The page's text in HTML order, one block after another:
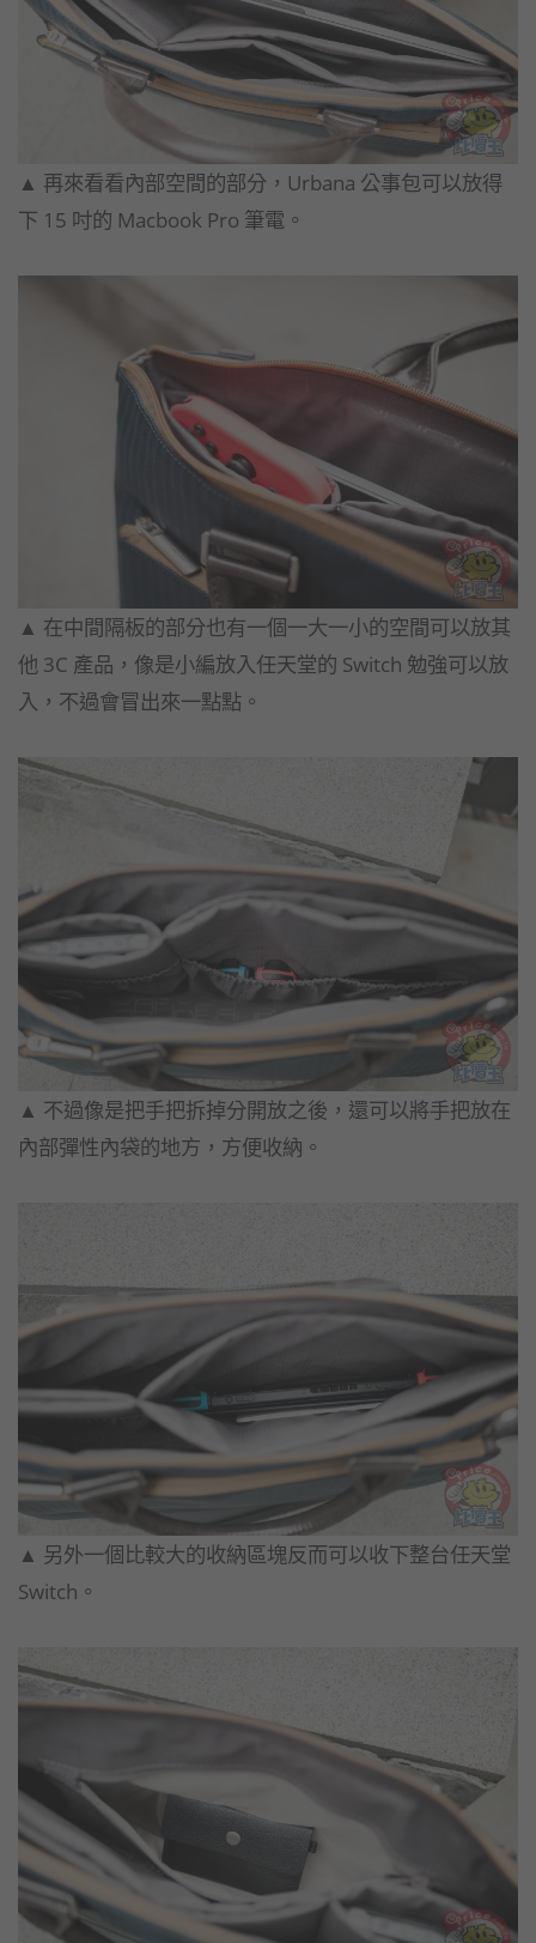
▲​ 再來看看內部空間的部分，Urbana 公事包可以放得
下 15 吋的 Macbook Pro 筆電。
▲​ 在中間隔板的部分也有一個一大一小的空間可以放其
他 3C 產品，像是小編放入任天堂的 Switch 勉強可以放
入，不過會冒出來一點點。
▲​ 不過像是把手把拆掉分開放之後，還可以將手把放在
內部彈性內袋的地方，方便收納。
▲​ 另外一個比較大的收納區塊反而可以收下整台任天堂
Switch。